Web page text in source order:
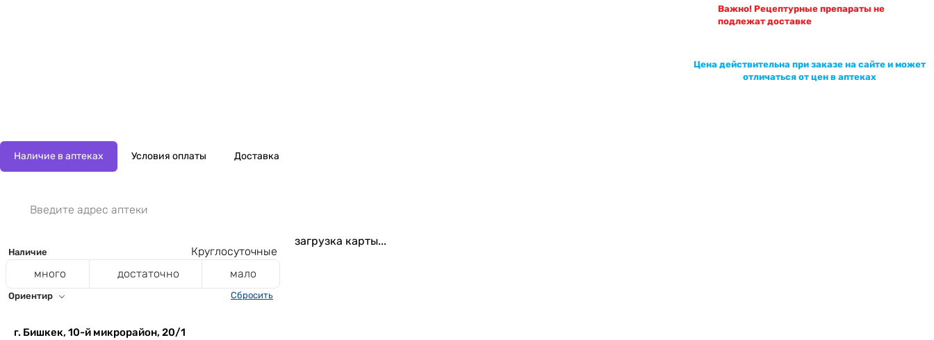
Важно! Рецептурные препараты не
подлежат доставке
Цена действительна при заказе на сайте и может
отличаться от цен в аптеках
Наличие в аптеках Условия оплаты Доставка
Наличие
Круглосуточные
много
достаточно мало
Ориентир Сбросить
г. Бишкек, 10-й микрорайон, 20/1
загрузка карты...